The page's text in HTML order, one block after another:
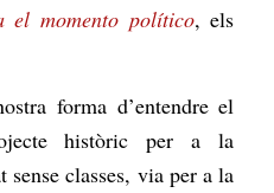
el momento político, els
forma d’entendre el
històric per a la
sense classes, via per a la